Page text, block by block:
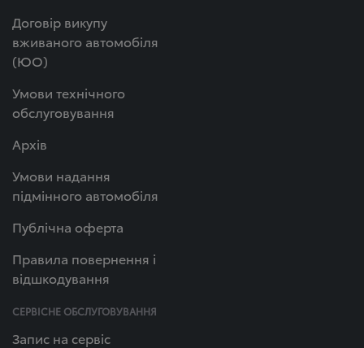
Договір викупу
вживаного автомобіля
(ЮО)
Умови технічного
обслуговування
Архів
Умови надання
підмінного автомобіля
Публічна оферта
Правила повернення і
відшкодування
СЕРВІСНЕ ОБСЛУГОВУВАННЯ
Запис на сервіс